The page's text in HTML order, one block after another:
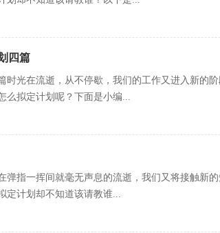
四篇
时光在流逝，从不停歇，我们的工作又进入新的
么拟定计划呢？下面是小编...
弹指一挥间就毫无声息的流逝，我们又将接触新
定计划却不知道该请教谁...